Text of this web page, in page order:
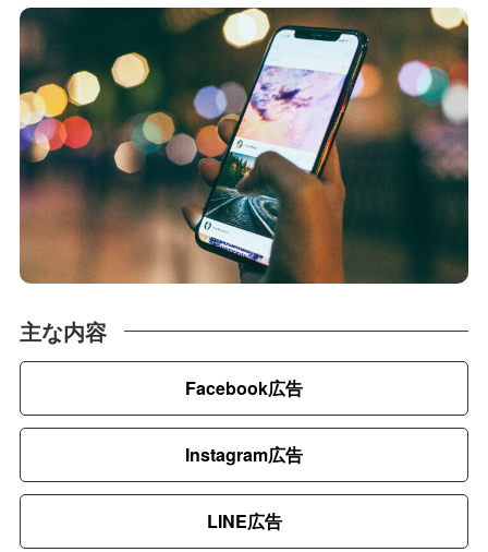
主な内容
Facebook広告
Instagram広告
LINE広告